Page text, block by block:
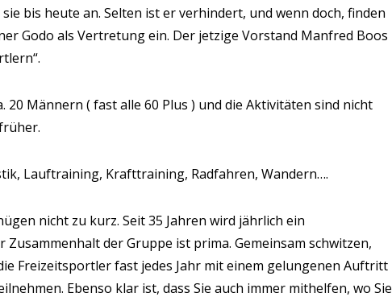
bis heute an. Selten ist er verhindert, und wenn doch, finden
Godo als Vertretung ein. Der jetzige Vorstand Manfred Boos
20 Männern ( fast alle 60 Plus ) und die Aktivitäten sind nicht
Lauftraining, Krafttraining, Radfahren, Wandern….
nicht zu kurz. Seit 35 Jahren wird jährlich ein
Zusammenhalt der Gruppe ist prima. Gemeinsam schwitzen,
Freizeitsportler fast jedes Jahr mit einem gelungenen Auftritt
Ebenso klar ist, dass Sie auch immer mithelfen, wo Sie